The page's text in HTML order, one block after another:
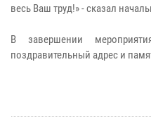
весь Ваш труд!» - сказал
В завершении
поздравительный адрес и